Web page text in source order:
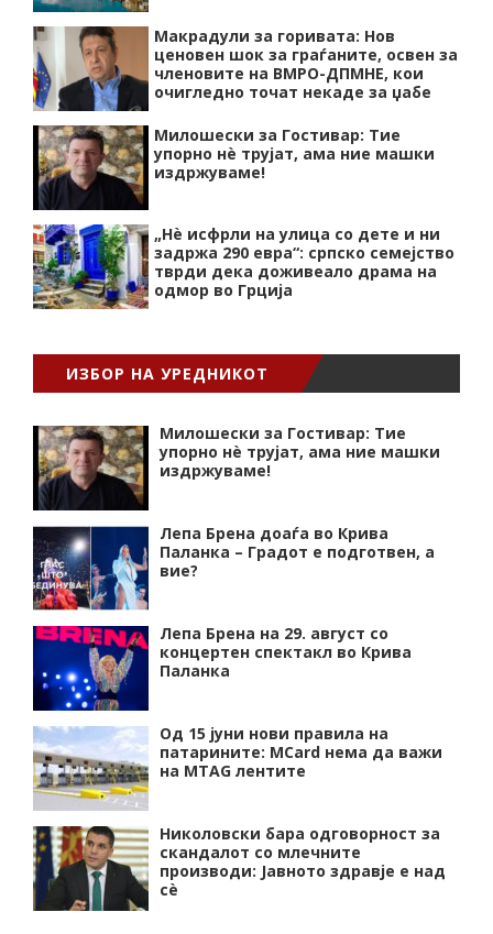
Макрадули за горивата: Нов
ценовен шок за граѓаните, освен за
членовите на ВМРО-ДПМНЕ, кои
очигледно точат некаде за џабе
Милошески за Гостивар: Тие
упорно нѐ трујат, ама ние машки
издржуваме!
„Нѐ исфрли на улица со дете и ни
задржа 290 евра“: српско семејство
тврди дека доживеало драма на
одмор во Грција
ИЗБОР НА УРЕДНИКОТ
Милошески за Гостивар: Тие
упорно нѐ трујат, ама ние машки
издржуваме!
Лепа Брена доаѓа во Крива
Паланка – Градот е подготвен, а
вие?
Лепа Брена на 29. август со
концертен спектакл во Крива
Паланка
Од 15 јуни нови правила на
патарините: MCard нема да важи
на MTAG лентите
Николовски бара одговорност за
скандалот со млечните
производи: Јавното здравје е над
сѐ